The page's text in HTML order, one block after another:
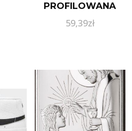
PROFILOWANA
Baby Dream MFP
4026
59,39zł